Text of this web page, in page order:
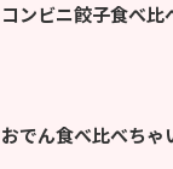
コンビニ餃子食べ比
おでん食べ比べちゃ